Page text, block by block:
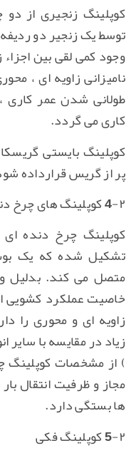
کوپلینگ زنجیری از
توسط یک زنجیر دو
وجود کمی لقی بین اجزاء
نامیزانی زاویه ای ،
طولانی شدن عمر
کاری می گردد.
کوپلینگ بایستی
پر از گریس قرارداده
4-۲ کوپلینگ های چرخ دنده ای
کوپلینگ چرخ دنده
تشکیل شده که یک
متصل می کند. بدلیل
خاصیت عملکرد کشویی
زاویه ای و محوری را
زیاد در مقایسه با سایر
) از مشخصات کوپلینگ
مجاز و ظرفیت انتقال
ها بستگی دارد.
5-۲ کوپلینگ فکی